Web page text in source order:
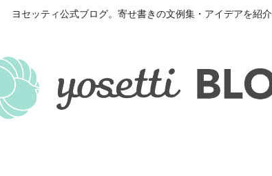
ヨセッティ公式ブログ。寄せ書きの文例集・アイデアを紹介